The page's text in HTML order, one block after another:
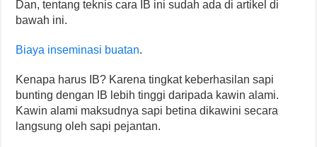
Dan, tentang teknis cara IB ini sudah ada di artikel di
bawah ini.
Biaya inseminasi buatan.
Kenapa harus IB? Karena tingkat keberhasilan sapi
bunting dengan IB lebih tinggi daripada kawin alami.
Kawin alami maksudnya sapi betina dikawini secara
langsung oleh sapi pejantan.